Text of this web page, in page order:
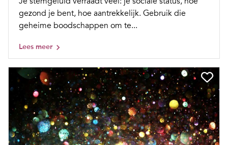
gezond je bent, hoe aantrekkelijk. Gebruik die
geheime boodschappen om te...
Lees meer